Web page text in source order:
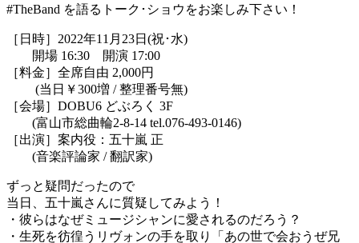
#TheBand を語るトーク･ショウをお楽しみ下さい！
［日時］2022年11月23日(祝･水)
開場 16:30 開演 17:00
［料金］全席自由 2,000円
(当日￥300増 / 整理番号無)
［会場］DOBU6 どぶろく 3F
(富山市総曲輪2-8-14 tel.076-493-0146)
［出演］案内役：五十嵐 正
(音楽評論家 / 翻訳家)
ずっと疑問だったので
当日、五十嵐さんに質疑してみよう！
・彼らはなぜミュージシャンに愛されるのだろう？
・生死を彷徨うリヴォンの手を取り「あの世で会おうぜ兄